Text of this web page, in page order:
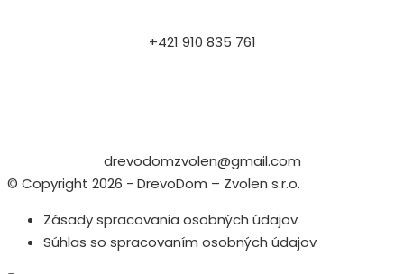
+421 910 835 761
drevodomzvolen@gmail.com
© Copyright 2026 - DrevoDom – Zvolen s.r.o.
Zásady spracovania osobných údajov
Súhlas so spracovaním osobných údajov